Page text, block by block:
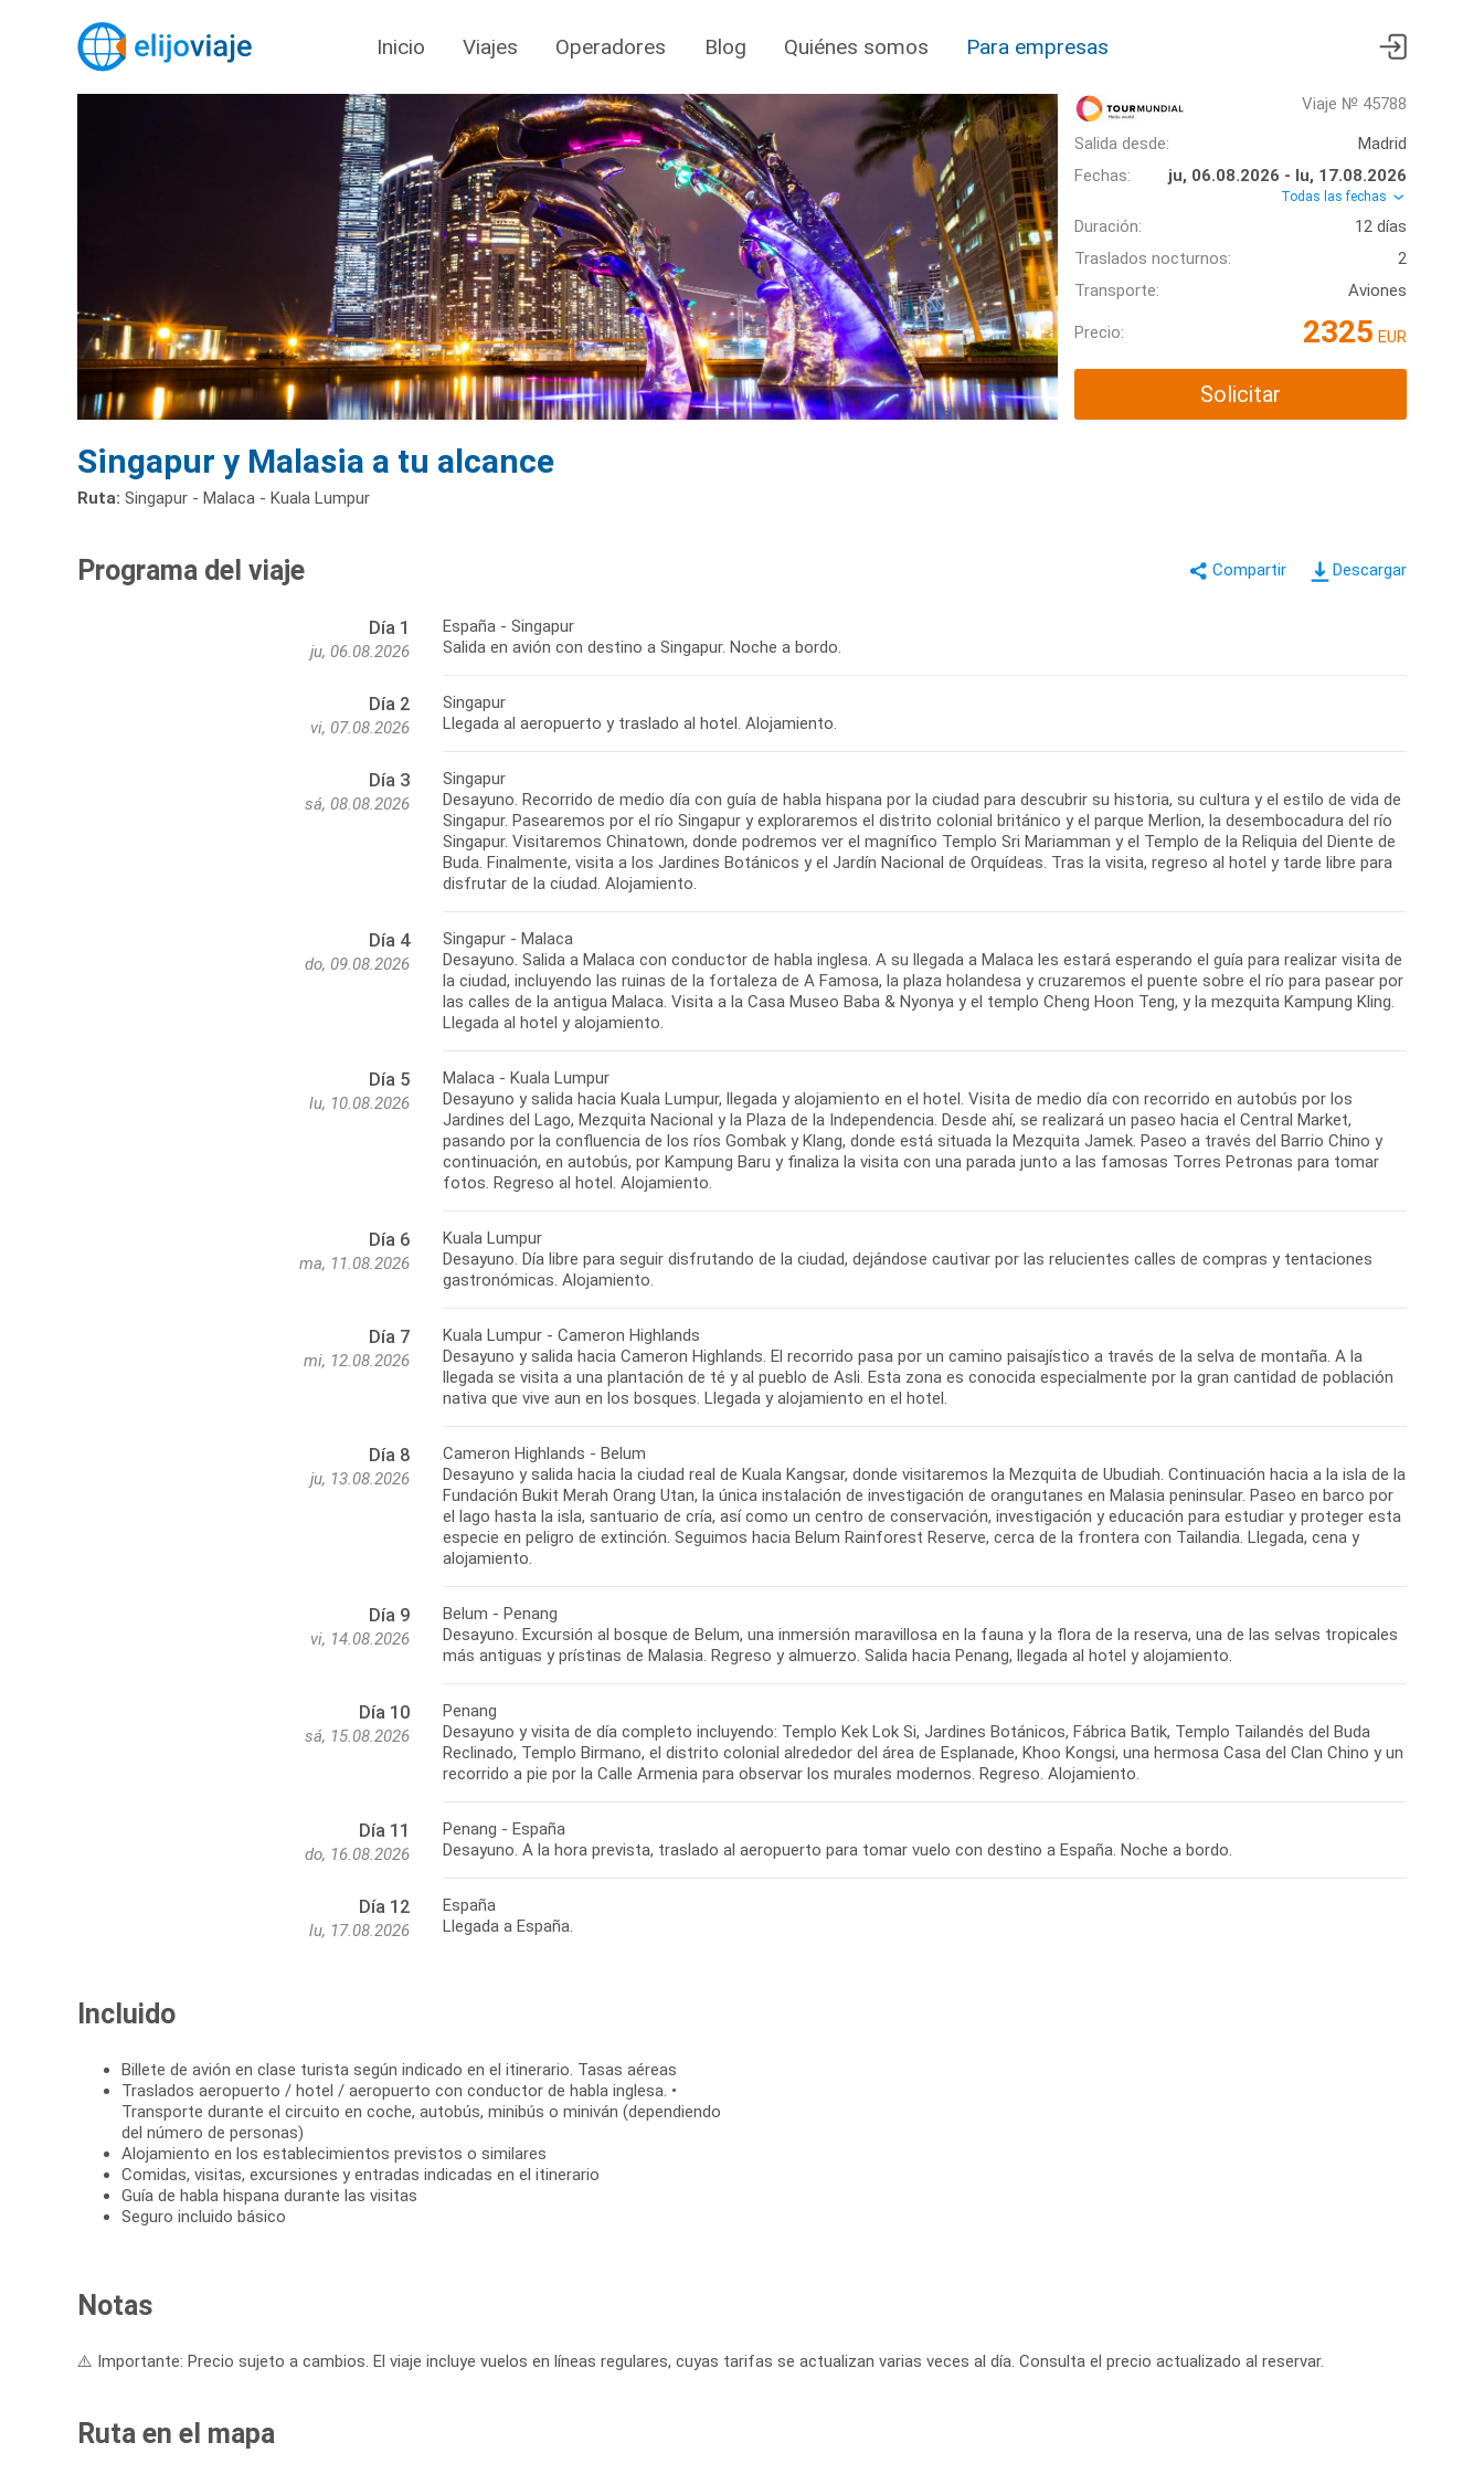
Inicio Viajes Operadores Blog Quiénes somos Para empresas
Viaje № 45788
Salida desde:
Madrid
Fechas:
ju, 06.08.2026 - lu, 17.08.2026
Todas las fechas
Duración:
12 días
Traslados nocturnos:
2
Transporte:
Aviones
Precio: 2325 EUR
Solicitar
Singapur y Malasia a tu alcance
Ruta: Singapur - Malaca - Kuala Lumpur
Descargar
Programa del viaje
Día 1
ju, 06.08.2026
España - Singapur
Salida en avión con destino a Singapur. Noche a bordo.
Día 2
vi, 07.08.2026
Singapur
Llegada al aeropuerto y traslado al hotel. Alojamiento.
Día 3
sá, 08.08.2026
Singapur
Desayuno. Recorrido de medio día con guía de habla hispana por la ciudad para descubrir su historia, su cultura y el estilo de vida de
Singapur. Pasearemos por el río Singapur y exploraremos el distrito colonial británico y el parque Merlion, la desembocadura del río
Singapur. Visitaremos Chinatown, donde podremos ver el magnífico Templo Sri Mariamman y el Templo de la Reliquia del Diente de
Buda. Finalmente, visita a los Jardines Botánicos y el Jardín Nacional de Orquídeas. Tras la visita, regreso al hotel y tarde libre para
disfrutar de la ciudad. Alojamiento.
Día 4
do, 09.08.2026
Singapur - Malaca
Desayuno. Salida a Malaca con conductor de habla inglesa. A su llegada a Malaca les estará esperando el guía para realizar visita de
la ciudad, incluyendo las ruinas de la fortaleza de A Famosa, la plaza holandesa y cruzaremos el puente sobre el río para pasear por
las calles de la antigua Malaca. Visita a la Casa Museo Baba & Nyonya y el templo Cheng Hoon Teng, y la mezquita Kampung Kling.
Llegada al hotel y alojamiento.
Día 5
lu, 10.08.2026
Malaca - Kuala Lumpur
Desayuno y salida hacia Kuala Lumpur, llegada y alojamiento en el hotel. Visita de medio día con recorrido en autobús por los
Jardines del Lago, Mezquita Nacional y la Plaza de la Independencia. Desde ahí, se realizará un paseo hacia el Central Market,
pasando por la confluencia de los ríos Gombak y Klang, donde está situada la Mezquita Jamek. Paseo a través del Barrio Chino y
continuación, en autobús, por Kampung Baru y finaliza la visita con una parada junto a las famosas Torres Petronas para tomar
fotos. Regreso al hotel. Alojamiento.
Día 6
ma, 11.08.2026
Kuala Lumpur
Desayuno. Día libre para seguir disfrutando de la ciudad, dejándose cautivar por las relucientes calles de compras y tentaciones
gastronómicas. Alojamiento.
Día 7
mi, 12.08.2026
Kuala Lumpur - Cameron Highlands
Desayuno y salida hacia Cameron Highlands. El recorrido pasa por un camino paisajístico a través de la selva de montaña. A la
llegada se visita a una plantación de té y al pueblo de Asli. Esta zona es conocida especialmente por la gran cantidad de población
nativa que vive aun en los bosques. Llegada y alojamiento en el hotel.
Día 8
ju, 13.08.2026
Cameron Highlands - Belum
Desayuno y salida hacia la ciudad real de Kuala Kangsar, donde visitaremos la Mezquita de Ubudiah. Continuación hacia a la isla de la
Fundación Bukit Merah Orang Utan, la única instalación de investigación de orangutanes en Malasia peninsular. Paseo en barco por
el lago hasta la isla, santuario de cría, así como un centro de conservación, investigación y educación para estudiar y proteger esta
especie en peligro de extinción. Seguimos hacia Belum Rainforest Reserve, cerca de la frontera con Tailandia. Llegada, cena y
alojamiento.
Día 9
vi, 14.08.2026
Belum - Penang
Desayuno. Excursión al bosque de Belum, una inmersión maravillosa en la fauna y la flora de la reserva, una de las selvas tropicales
más antiguas y prístinas de Malasia. Regreso y almuerzo. Salida hacia Penang, llegada al hotel y alojamiento.
Día 10
sá, 15.08.2026
Penang
Desayuno y visita de día completo incluyendo: Templo Kek Lok Si, Jardines Botánicos, Fábrica Batik, Templo Tailandés del Buda
Reclinado, Templo Birmano, el distrito colonial alrededor del área de Esplanade, Khoo Kongsi, una hermosa Casa del Clan Chino y un
recorrido a pie por la Calle Armenia para observar los murales modernos. Regreso. Alojamiento.
Día 11
do, 16.08.2026
Penang - España
Desayuno. A la hora prevista, traslado al aeropuerto para tomar vuelo con destino a España. Noche a bordo.
Día 12
lu, 17.08.2026
España
Llegada a España.
Incluido
Billete de avión en clase turista según indicado en el itinerario. Tasas aéreas
Traslados aeropuerto / hotel / aeropuerto con conductor de habla inglesa. •
Transporte durante el circuito en coche, autobús, minibús o miniván (dependiendo
del número de personas)
Alojamiento en los establecimientos previstos o similares
Comidas, visitas, excursiones y entradas indicadas en el itinerario
Guía de habla hispana durante las visitas
Seguro incluido básico
Notas
⚠️ Importante: Precio sujeto a cambios. El viaje incluye vuelos en líneas regulares, cuyas tarifas se actualizan varias veces al día. Consulta el precio actualizado al reservar.
Ruta en el mapa